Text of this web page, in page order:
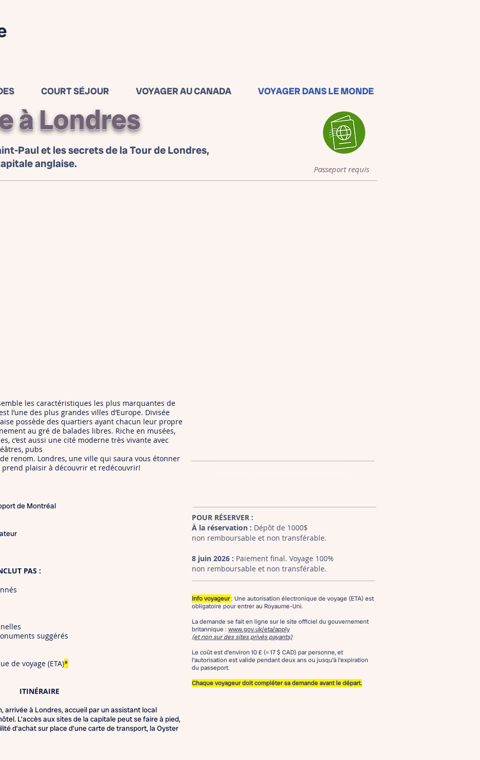
COURT SÉJOUR VOYAGER AU CANADA VOYAGER DANS LE MONDE
à Londres
Paul et les secrets de la Tour de Londres,
anglaise.
Passeport requis
les caractéristiques les plus marquantes de
l’une des plus grandes villes d’Europe. Divisée
possède des quartiers ayant chacun leur propre
au gré de balades libres. Riche en musées,
c’est aussi une cité moderne très vivante avec
pubs
renom. Londres, une ville qui saura vous étonner
prend plaisir à découvrir et redécouvrir!​
de Montréal
PAS :
suggérés
de voyage (ETA)*
ITINÉRAIRE
arrivée à Londres, accueil par un assistant local
L’accès aux sites de la capitale peut se faire à pied,
d’achat sur place d’une carte de transport, la Oyster
Inscription terminée
POUR RÉSERVER :
À la réservation : Dépôt de 1000$
non remboursable et non transférable.
8 juin 2026 : Paiement final. Voyage 100%
non remboursable et non transférable.
Info voyageur: Une autorisation électronique de voyage (ETA) est
obligatoire pour entrer au Royaume-Uni.
La demande se fait en ligne sur le site officiel du gouvernement
britannique : www.gov.uk/eta/apply
(et non sur des sites privés payants)
Le coût est d’environ 10 £ (≈ 17 $ CAD) par personne, et
l’autorisation est valide pendant deux ans ou jusqu’à l’expiration
du passeport.
Chaque voyageur doit compléter sa demande avant le départ.